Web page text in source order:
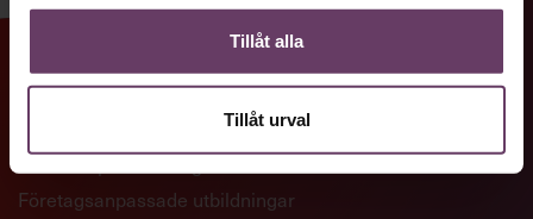
Tillåt alla
Tillåt urval
GENVÄGAR
Företagsanpassade utbildningar